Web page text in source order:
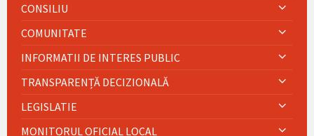
CONSILIU
COMUNITATE
INFORMATII DE INTERES PUBLIC
TRANSPARENȚĂ DECIZIONALĂ
LEGISLATIE
MONITORUL OFICIAL LOCAL